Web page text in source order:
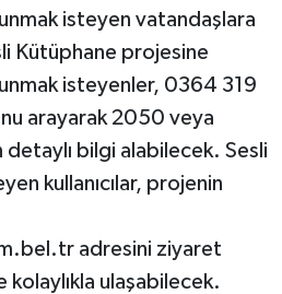
isteyen vatandaşlara
Kütüphane projesine
isteyenler, 0364 319
arayarak 2050 veya
bilgi alabilecek. Sesli
kullanıcılar, projenin
adresini ziyaret
ulaşabilecek.